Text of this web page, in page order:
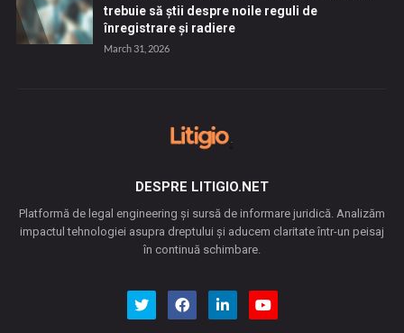
trebuie să știi despre noile reguli de
înregistrare și radiere
March 31, 2026
DESPRE LITIGIO.NET
Platformă de legal engineering și sursă de informare juridică. Analizăm
impactul tehnologiei asupra dreptului și aducem claritate într-un peisaj
în continuă schimbare.